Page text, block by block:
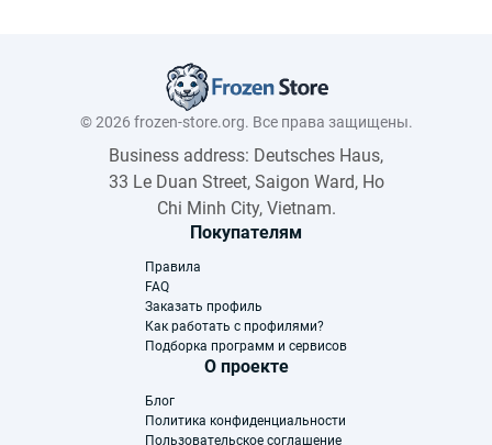
© 2026 frozen-store.org. Все права защищены.
Business address: Deutsches Haus,
33 Le Duan Street, Saigon Ward, Ho
Chi Minh City, Vietnam.
Покупателям
Правила
FAQ
Заказать профиль
Как работать с профилями?
Подборка программ и сервисов
О проекте
Блог
Политика конфиденциальности
Пользовательское соглашение